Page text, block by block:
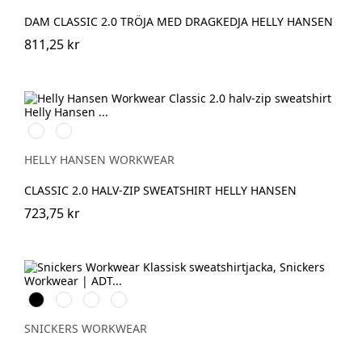
DAM CLASSIC 2.0 TRÖJA MED DRAGKEDJA HELLY HANSEN
811,25 kr
990
BLACK
591
NAVY
HELLY HANSEN WORKWEAR
CLASSIC 2.0 HALV‑ZIP SWEATSHIRT HELLY HANSEN
723,75 kr
Svart StålgråMarinblåChiliröd
SNICKERS WORKWEAR